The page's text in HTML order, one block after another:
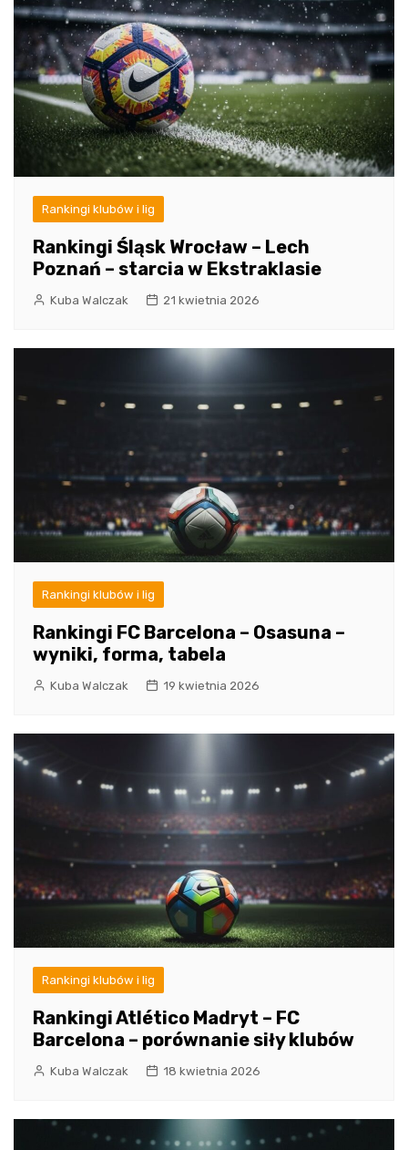
Rankingi klubów i lig
Rankingi Śląsk Wrocław – Lech
Poznań – starcia w Ekstraklasie
Kuba Walczak 21 kwietnia 2026
Rankingi klubów i lig
Rankingi FC Barcelona – Osasuna –
wyniki, forma, tabela
Kuba Walczak 19 kwietnia 2026
Rankingi klubów i lig
Rankingi Atlético Madryt – FC
Barcelona – porównanie siły klubów
Kuba Walczak 18 kwietnia 2026